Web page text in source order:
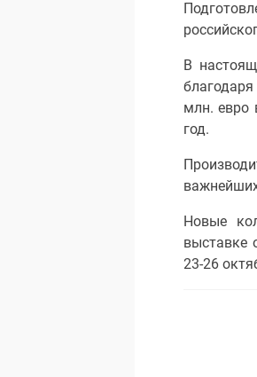
В
млн. евро
год.
Новые
выставке
23-26